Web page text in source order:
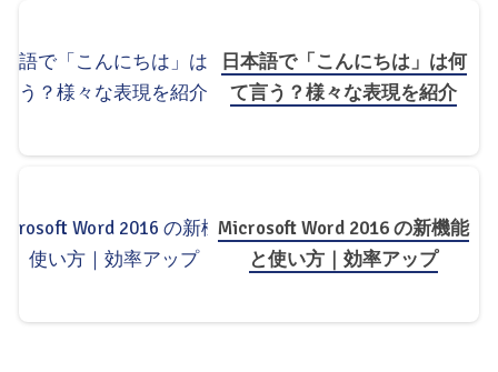
日本語で「こんにちは」は何
Microsoft Word 2016 の新機能